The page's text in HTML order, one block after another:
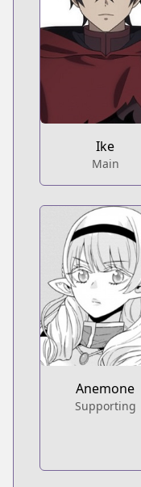
Ike
Main
Anemone
Supporting